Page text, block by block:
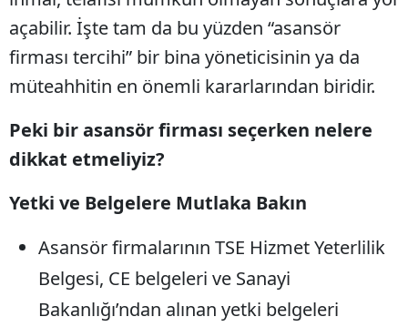
açabilir. İşte tam da bu yüzden “asansör
firması tercihi” bir bina yöneticisinin ya da
müteahhitin en önemli kararlarından biridir.
Peki bir asansör firması seçerken nelere
dikkat etmeliyiz?
Yetki ve Belgelere Mutlaka Bakın
Asansör firmalarının TSE Hizmet Yeterlilik
Belgesi, CE belgeleri ve Sanayi
Bakanlığı’ndan alınan yetki belgeleri